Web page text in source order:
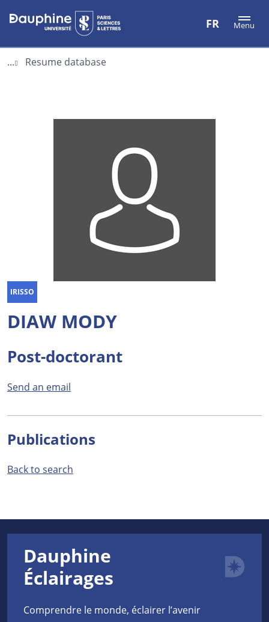
Aller
au
Aller
au
Plan
du
FR Menu
... Resume database
IRISSO
DIAW MODY
Post-doctorant
Send an email
Publications
Back to search
Dauphine
Éclairages
Comprendre le monde, éclairer l’avenir